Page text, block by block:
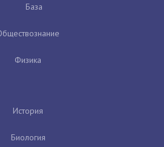
База
Физика
История
Биология